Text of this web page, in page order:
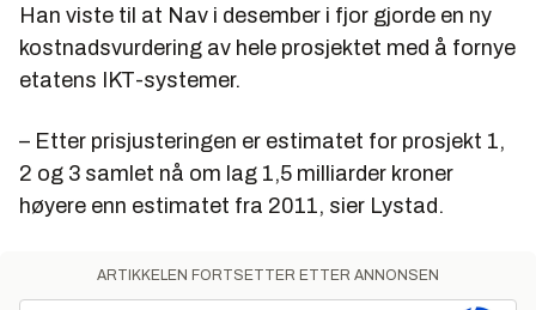
Han viste til at Nav i desember i fjor gjorde en ny
kostnadsvurdering av hele prosjektet med å fornye
etatens IKT-systemer.
– Etter prisjusteringen er estimatet for prosjekt 1,
2 og 3 samlet nå om lag 1,5 milliarder kroner
høyere enn estimatet fra 2011, sier Lystad.
ARTIKKELEN FORTSETTER ETTER ANNONSEN